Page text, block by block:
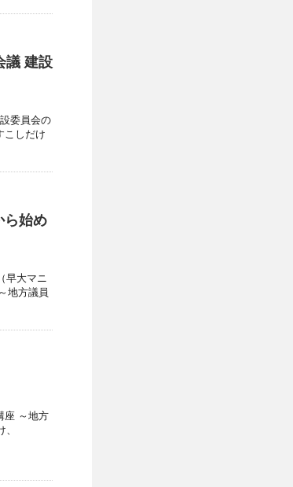
議 建設
委員会の
こしだけ
ら始め
早大マニ
地方議員
座 ～地方